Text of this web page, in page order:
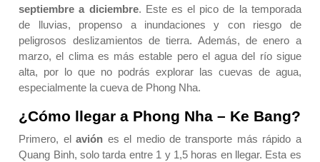
septiembre a diciembre. Este es el pico de la temporada
de lluvias, propenso a inundaciones y con riesgo de
peligrosos deslizamientos de tierra. Además, de enero a
marzo, el clima es más estable pero el agua del río sigue
alta, por lo que no podrás explorar las cuevas de agua,
especialmente la cueva de Phong Nha.
¿Cómo llegar a Phong Nha – Ke Bang?
Primero, elavión es el medio de transporte más rápido a
Quang Binh, solo tarda entre 1 y 1,5 horas en llegar. Esta es